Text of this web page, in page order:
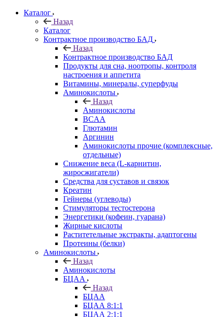
Каталог
Назад
Каталог
Контрактное производство БАД
Назад
Контрактное производство БАД
Продукты для сна, ноотропы, контроля
настроения и аппетита
Витамины, минералы, суперфуды
Аминокислоты
Назад
Аминокислоты
BCAA
Глютамин
Аргинин
Аминокислоты прочие (комплексные,
отдельные)
Снижение веса (L-карнитин,
жиросжигатели)
Средства для суставов и связок
Креатин
Гейнеры (углеводы)
Стимуляторы тестостерона
Энергетики (кофеин, гуарана)
Жирные кислоты
Раститетельные экстракты, адаптогены
Протеины (белки)
Аминокислоты
Назад
Аминокислоты
БЦАА
Назад
БЦАА
БЦАА 8:1:1
БЦАА 2:1:1